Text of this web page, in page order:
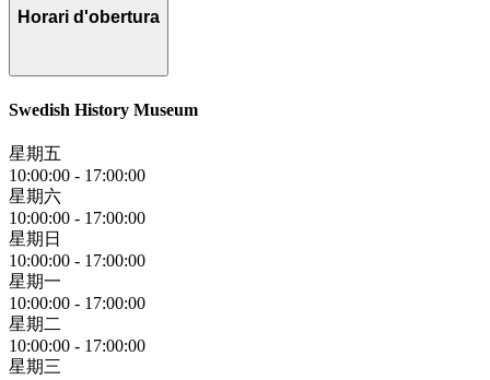
Horari d'obertura
Swedish History Museum
星期五
10:00:00 - 17:00:00
星期六
10:00:00 - 17:00:00
星期日
10:00:00 - 17:00:00
星期一
10:00:00 - 17:00:00
星期二
10:00:00 - 17:00:00
星期三